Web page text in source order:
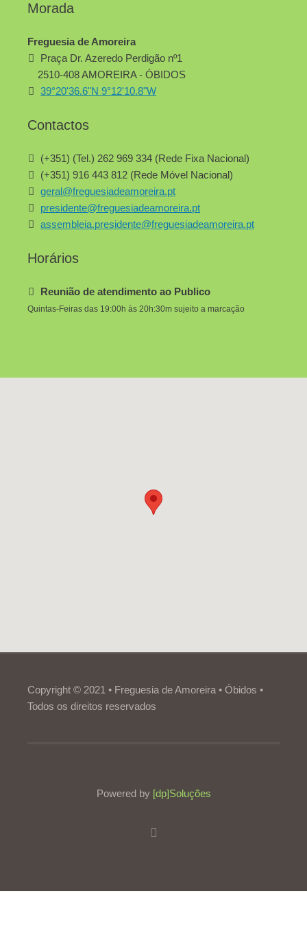
Morada
Freguesia de Amoreira
Praça Dr. Azeredo Perdigão nº1
2510-408 AMOREIRA - ÓBIDOS
39°20'36.6"N 9°12'10.8"W
Contactos
(+351) (Tel.) 262 969 334 (Rede Fixa Nacional)
(+351) 916 443 812 (Rede Móvel Nacional)
geral@freguesiadeamoreira.pt
presidente@freguesiadeamoreira.pt
assembleia.presidente@freguesiadeamoreira.pt
Horários
Reunião de atendimento ao Publico
Quintas-Feiras das 19:00h às 20h:30m sujeito a marcação
Copyright © 2021 • Freguesia de Amoreira • Óbidos •
Todos os direitos reservados
Powered by [dp]Soluções